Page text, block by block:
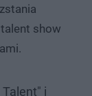
show
i